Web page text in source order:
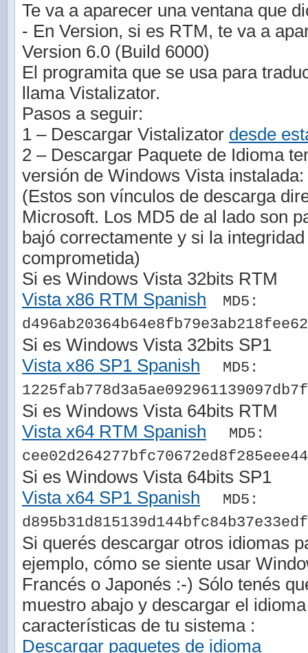
Te va a aparecer una ventana que
- En Version, si es RTM, te va a
Version 6.0 (Build 6000)
El programita que se usa para
llama Vistalizator.
Pasos a seguir:
1 – Descargar Vistalizator desde
2 – Descargar Paquete de Idioma
versión de Windows Vista instalada:
(Estos son vínculos de descarga
Microsoft. Los MD5 de al lado son
bajó correctamente y si la
comprometida)
Si es Windows Vista 32bits RTM
Vista x86 RTM Spanish
MD5:
d496ab20364b64e8fb79e3ab218fee62
Si es Windows Vista 32bits SP1
Vista x86 SP1 Spanish
MD5:
1225fab778d3a5ae092961139097db7f
Si es Windows Vista 64bits RTM
Vista x64 RTM Spanish
MD5:
cee02d264277bfc70672ed8f285eee44
Si es Windows Vista 64bits SP1
Vista x64 SP1 Spanish
MD5:
d895b31d815139d144bfc84b37e33edf
Si querés descargar otros idiomas
ejemplo, cómo se siente usar
Francés o Japonés :-) Sólo tenés
muestro abajo y descargar el
características de tu sistema :
Descargar paquetes de idioma